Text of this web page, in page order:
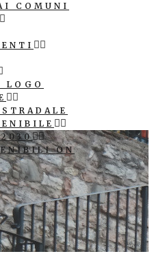
COMUNI
LOGO
2030
ON